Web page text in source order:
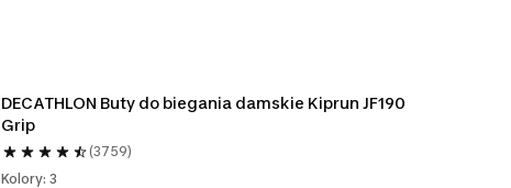
DECATHLON Buty do biegania damskie Kiprun JF190
Grip
(3759)
Kolory: 3